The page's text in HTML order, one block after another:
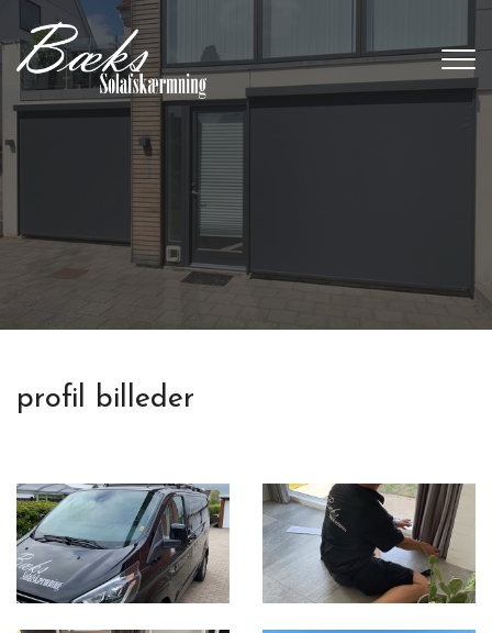
til
hovedindhold
profil billeder